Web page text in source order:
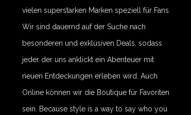
vielen superstarken Marken speziell für Fans.
Wir sind dauernd auf der Suche nach
besonderen und exklusiven Deals, sodass
jeder der uns anklickt ein Abenteuer mit
neuen Entdeckungen erleben wird. Auch
Online können wir die Boutique für Favoriten
sein. Because style is a way to say who you